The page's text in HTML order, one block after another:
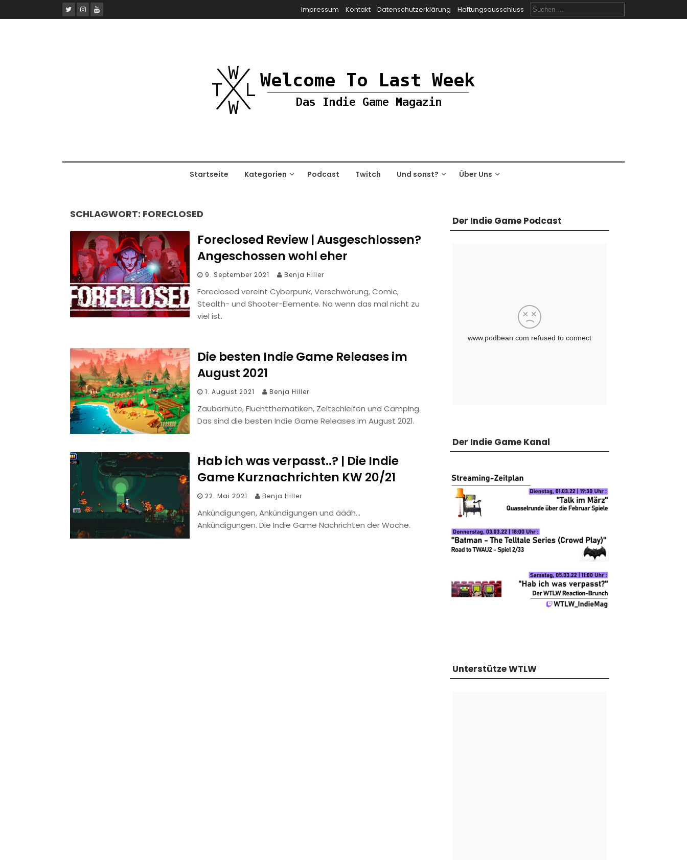
to
Impressum Kontakt Datenschutzerklärung Haftungsausschluss
Suchen
nach:
Startseite Kategorien Podcast Twitch Und sonst? Über Uns
SCHLAGWORT: FORECLOSED
Foreclosed Review | Ausgeschlossen?
Angeschossen wohl eher
9. September 2021 Benja Hiller
Foreclosed vereint Cyberpunk, Verschwörung, Comic,
Stealth- und Shooter-Elemente. Na wenn das mal nicht zu
viel ist.
Die besten Indie Game Releases im
August 2021
1. August 2021 Benja Hiller
Zauberhüte, Fluchtthematiken, Zeitschleifen und Camping.
Das sind die besten Indie Game Releases im August 2021.
Hab ich was verpasst..? | Die Indie
Game Kurznachrichten KW 20/21
22. Mai 2021 Benja Hiller
Ankündigungen, Ankündigungen und äääh…
Ankündigungen. Die Indie Game Nachrichten der Woche.
Der Indie Game Podcast
Der Indie Game Kanal
Unterstütze WTLW